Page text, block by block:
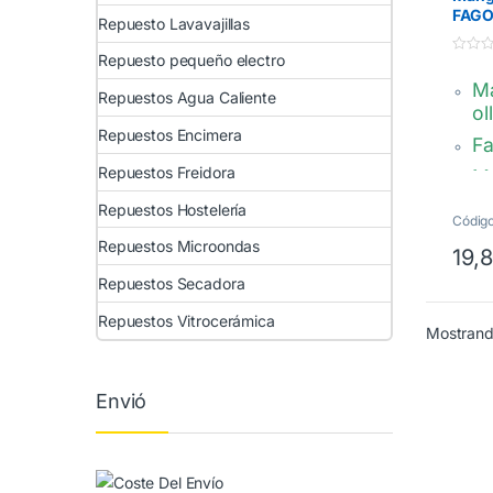
e
Repuesto Lavavajillas
Repuesto pequeño electro
Repuestos Agua Caliente
Repuestos Encimera
Repuestos Freidora
Repuestos Hostelería
Repuestos Microondas
Repuestos Secadora
Repuestos Vitrocerámica
Envió